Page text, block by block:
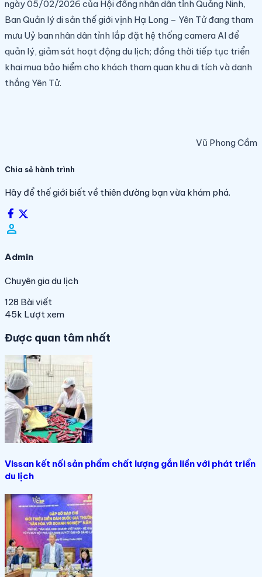
ngày 05/02/2026 của Hội đồng nhân dân tỉnh Quảng Ninh,
Ban Quản lý di sản thế giới vịnh Hạ Long – Yên Tử đang tham
mưu Uỷ ban nhân dân tỉnh lắp đặt hệ thống camera AI để
quản lý, giảm sát hoạt động du lịch; đồng thời tiếp tục triển
khai mua bảo hiểm cho khách tham quan khu di tích và danh
thắng Yên Tử.
Vũ Phong Cầm
Chia sẻ hành trình
Hãy để thế giới biết về thiên đường bạn vừa khám phá.
person_filled
Admin
Chuyên gia du lịch
128 Bài viết
45k Lượt xem
Được quan tâm nhất
Vissan kết nối sản phẩm chất lượng gắn liền với phát triển
du lịch